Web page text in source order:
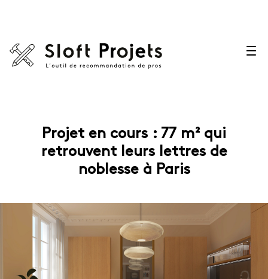
Projet en cours : 77 m² qui
retrouvent leurs lettres de
noblesse à Paris